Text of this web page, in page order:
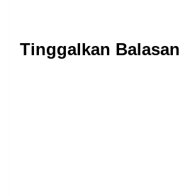
Tinggalkan Balasan